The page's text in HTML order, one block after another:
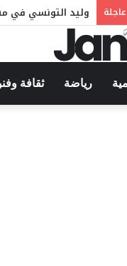
وليد التونسي في
رياضة ثقافة